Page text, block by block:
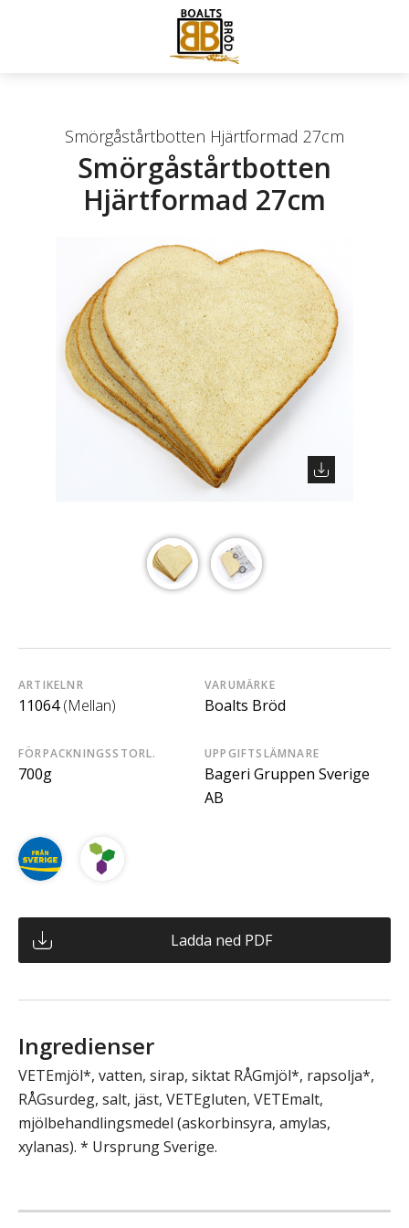
Smörgåstårtbotten Hjärtformad 27cm
Smörgåstårtbotten
Hjärtformad 27cm
ARTIKELNR
11064 (Mellan)
VARUMÄRKE
Boalts Bröd
FÖRPACKNINGSSTORL.
700g
UPPGIFTSLÄMNARE
Bageri Gruppen Sverige
AB
Ladda ned PDF
Ingredienser
VETEmjöl*, vatten, sirap, siktat RÅGmjöl*, rapsolja*,
RÅGsurdeg, salt, jäst, VETEgluten, VETEmalt,
mjölbehandlingsmedel (askorbinsyra, amylas,
xylanas). * Ursprung Sverige.